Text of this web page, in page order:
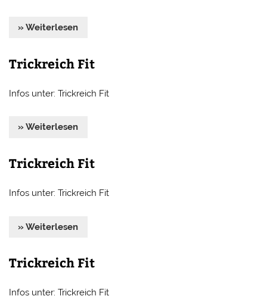
» Weiterlesen
Trickreich Fit
Infos unter: Trickreich Fit
» Weiterlesen
Trickreich Fit
Infos unter: Trickreich Fit
» Weiterlesen
Trickreich Fit
Infos unter: Trickreich Fit